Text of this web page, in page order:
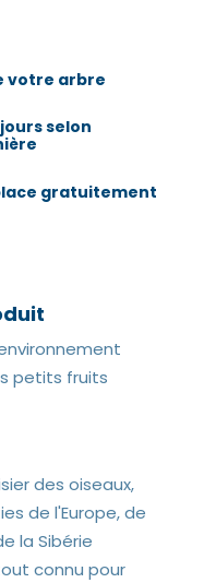
votre arbre
jours selon
gratuitement
petits fruits
des oiseaux,
de l'Europe, de
la Sibérie
connu pour